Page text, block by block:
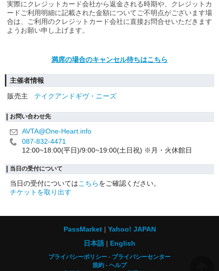
実際にクレジットカード会社から返金される時期や、クレジットカ
ードご利用明細に記載された金額についてご不明点がございます場
合は、ご利用のクレジットカード会社に直接お問合せいただきます
ようお願い申し上げます。
満席の場合のキャンセル待ちはこちら
主催者情報
販売主
テイクアンドギヴ・ニーズ
お問い合わせ先
AVTA@One-Heart.info
087-832-4471
12:00~18:00(平日)/9:00~19:00(土日祝) ※月・火休館日
当日の受付について
当日の受付についてはこちらをご確認ください。
チケットを取り出す
PassMarket
Yahoo! JAPAN
日本語
English
プライバシーポリシー
プライバシーセンター
規約
ヘルプ